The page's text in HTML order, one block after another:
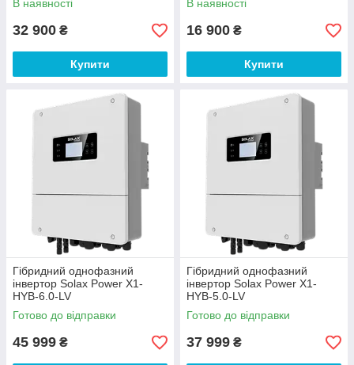
В наявності
32 900 ₴
Купити
В наявності
16 900 ₴
Купити
Гібридний однофазний
інвертор Solax Power X1-
HYB-6.0-LV
Готово до відправки
45 999 ₴
Гібридний однофазний
інвертор Solax Power X1-
HYB-5.0-LV
Готово до відправки
37 999 ₴